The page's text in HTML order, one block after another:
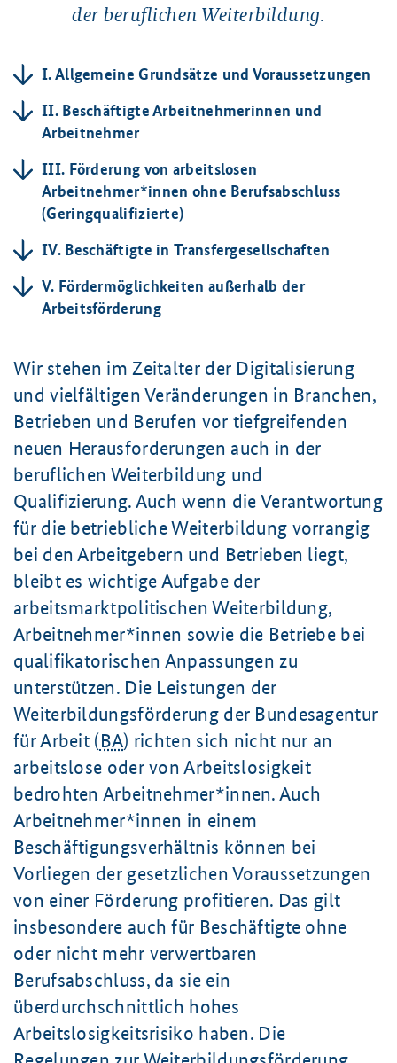
der beruflichen Weiterbildung.
I. Allgemeine Grundsätze und Voraussetzungen
II. Beschäftigte Arbeitnehmerinnen und
Arbeitnehmer
III. Förderung von arbeitslosen
Arbeitnehmer*innen ohne Berufsabschluss
(Geringqualifizierte)
IV. Beschäftigte in Transfergesellschaften
V. Fördermöglichkeiten außerhalb der
Arbeitsförderung
Wir stehen im Zeitalter der Digitalisierung
und vielfältigen Veränderungen in Branchen,
Betrieben und Berufen vor tiefgreifenden
neuen Herausforderungen auch in der
beruflichen Weiterbildung und
Qualifizierung. Auch wenn die Verantwortung
für die betriebliche Weiterbildung vorrangig
bei den Arbeitgebern und Betrieben liegt,
bleibt es wichtige Aufgabe der
arbeitsmarktpolitischen Weiterbildung,
Arbeitnehmer*innen sowie die Betriebe bei
qualifikatorischen Anpassungen zu
unterstützen. Die Leistungen der
Weiterbildungsförderung der Bundesagentur
für Arbeit (BA) richten sich nicht nur an
arbeitslose oder von Arbeitslosigkeit
bedrohten Arbeitnehmer*innen. Auch
Arbeitnehmer*innen in einem
Beschäftigungsverhältnis können bei
Vorliegen der gesetzlichen Voraussetzungen
von einer Förderung profitieren. Das gilt
insbesondere auch für Beschäftigte ohne
oder nicht mehr verwertbaren
Berufsabschluss, da sie ein
überdurchschnittlich hohes
Arbeitslosigkeitsrisiko haben. Die